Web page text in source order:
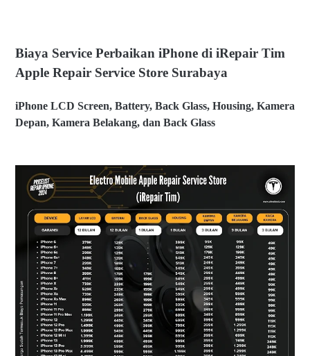
Memudahkan Pencarian
Biaya Service Perbaikan iPhone di iRepair Tim Apple
Biaya Service Perbaikan iPhone di @elmobsub I
Repair Service Store Surabaya
Biaya Service Perbaikan MacBook Pro 13 Inch di
Biaya Service Perbaikan MacBook Pro 14 Inch dan 15
Inch di @elmobsub
Biaya Service Perbaikan MacBook Pro 16 Inch, MacBook
Air 11 Inch dan MacBook Retina 12 Inch di @elmobsub
Biaya Service Perbaikan MacBook Air 13 Inch, MacBook
Air 15 Inch di @elmobsub
Biaya Service Perbaikan iPad di iRepair Tim Apple
Repair Service Store Surabaya
Biaya Service Perbaikan iPhone di iRepair Tim
Apple Repair Service Store Surabaya
iPhone LCD Screen, Battery, Back Glass, Housing, Kamera
Depan, Kamera Belakang, dan Back Glass